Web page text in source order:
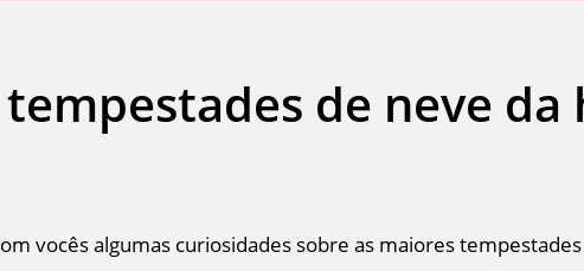
de neve da
vocês algumas curiosidades sobre as maiores